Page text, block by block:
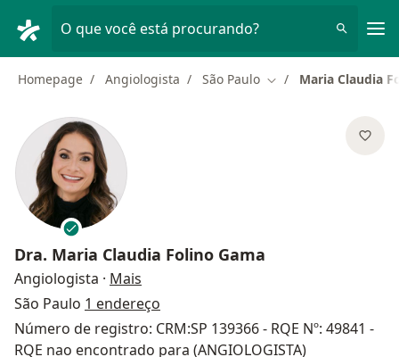
O que você está procurando?
Homepage Angiologista São Paulo Mudar de cidade
Maria Claudia
Dra. Maria Claudia Folino Gama
Angiologista · Mais
São Paulo 1 endereço
Número de registro: CRM:SP 139366 - RQE Nº: 49841 -
RQE nao encontrado para (ANGIOLOGISTA)